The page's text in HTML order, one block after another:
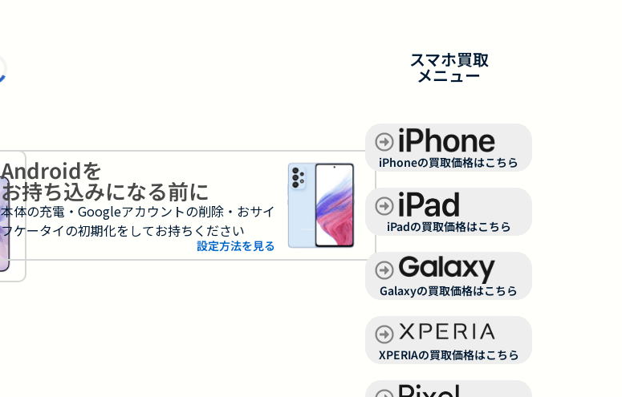
Androidを
お持ち込みになる前に
本体の充電・Googleアカウントの削除・おサイ
フケータイの初期化をしてお持ちください
設定方法を見る
スマホ買取
メニュー
iPhoneの買取価格はこちら
iPadの買取価格はこちら
Galaxyの買取価格はこちら
XPERIAの買取価格はこちら